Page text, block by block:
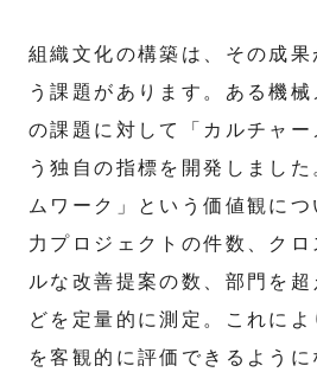
組織文化の構築は、その成
う課題があります。ある機械
の課題に対して「カルチャ
う独自の指標を開発しまし
ムワーク」という価値観に
力プロジェクトの件数、ク
ルな改善提案の数、部門を
どを定量的に測定。これに
を客観的に評価できるように